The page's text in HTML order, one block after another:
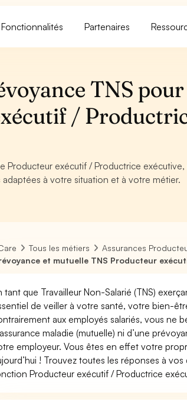
Fonctionnalités Partenaires
TNS
/
Producteur exécutif / Productrice
à votre situation et à votre métier.
Tous les métiers
Assurances
et mutuelle TNS Producteur
tant que Travailleur Non-Salarié (TNS)
de veiller à votre santé, votre bien-
aux employés salariés, vous ne
maladie (mutuelle) ni d’une
employeur. Vous êtes en effet votre
! Trouvez toutes les réponses à
Producteur exécutif / Productrice